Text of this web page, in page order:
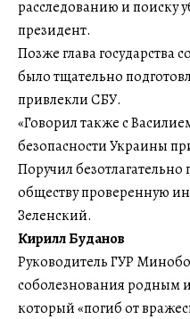
расследованию и поиску
президент.
Позже глава государства
было тщательно
привлекли СБУ.
«Говорил также с
безопасности Украины
Поручил
обществу проверенную
Зеленский.
Кирилл Буданов
Руководитель ГУР
соболезнования родным
который «погиб от